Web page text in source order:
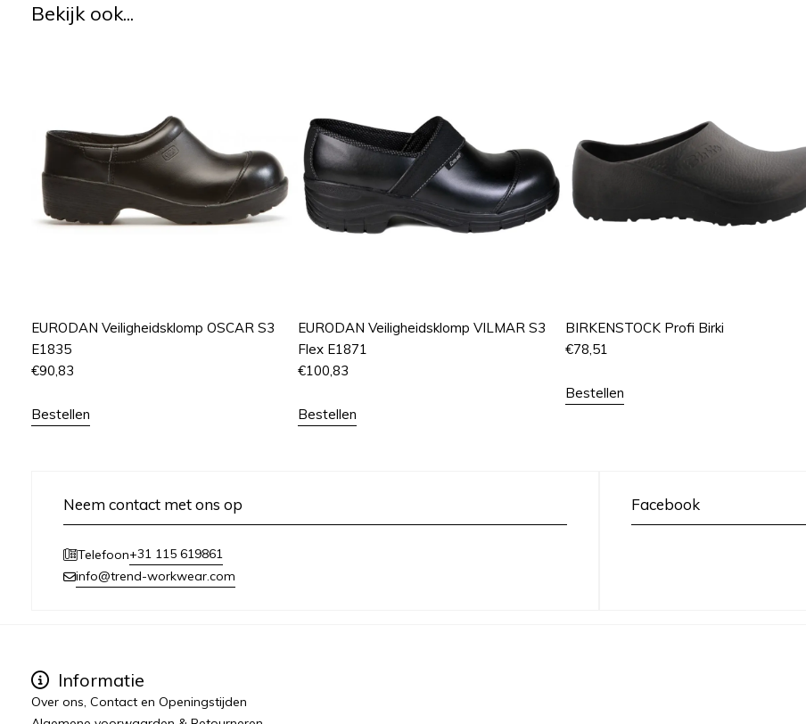
Bekijk ook...
EURODAN Veiligheidsklomp OSCAR S3
E1835
€90,83
Bestellen
EURODAN Veiligheidsklomp VILMAR S3
Flex E1871
€100,83
Bestellen
BIRKENSTOCK Profi Birki
€78,51
Bestellen
Neem contact met ons op
Telefoon+31 115 619861
info@trend-workwear.com
Facebook
Informatie
Over ons, Contact en Openingstijden